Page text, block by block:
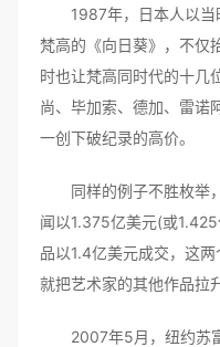
1987年，日本人以当
梵高的《向日葵》，不仅
时也让梵高同时代的十几
尚、毕加索、德加、雷诺
一创下破纪录的高价。
同样的例子不胜枚举，
闻以1.375亿美元(或
品以1.4亿美元成交，这
就把艺术家的其他作品拉
2007年5月，纽约苏富